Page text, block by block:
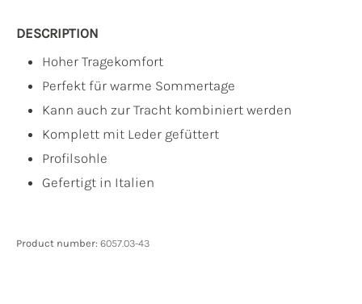
DESCRIPTION
Hoher Tragekomfort
Perfekt für warme Sommertage
Kann auch zur Tracht kombiniert werden
Komplett mit Leder gefüttert
Profilsohle
Gefertigt in Italien
Product number: 6057.03-43